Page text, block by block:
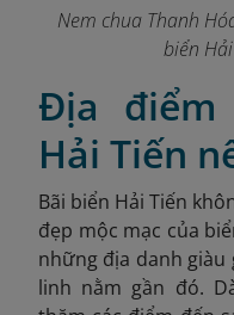
Nem chua Thanh
biển
Địa điểm
Hải Tiến
Bãi biển Hải Tiến
đẹp mộc mạc của
những địa danh giàu
linh nằm gần đó.